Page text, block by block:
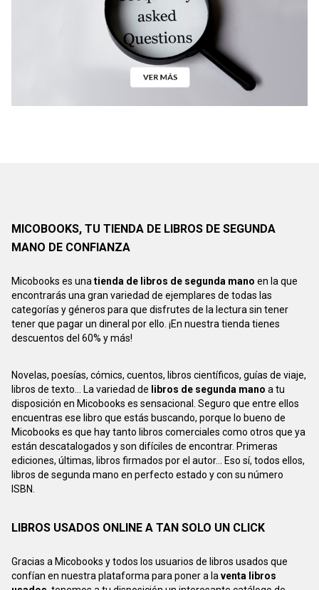
MICOBOOKS, TU TIENDA DE LIBROS DE SEGUNDA
MANO DE CONFIANZA
Micobooks es unatienda de libros de segunda mano en la que
encontrarás una gran variedad de ejemplares de todas las
categorías y géneros para que disfrutes de la lectura sin tener
tener que pagar un dineral por ello. ¡En nuestra tienda tienes
descuentos del 60% y más!
Novelas, poesías, cómics, cuentos, libros científicos, guías de viaje,
libros de texto... La variedad de libros de segunda mano a tu
disposición en Micobooks es sensacional. Seguro que entre ellos
encuentras ese libro que estás buscando, porque lo bueno de
Micobooks es que hay tanto libros comerciales como otros que ya
están descatalogados y son difíciles de encontrar. Primeras
ediciones, últimas, libros firmados por el autor... Eso sí, todos ellos,
libros de segunda mano en perfecto estado y con su número
ISBN.
LIBROS USADOS ONLINE A TAN SOLO UN CLICK
Gracias a Micobooks y todos los usuarios de libros usados que
confían en nuestra plataforma para poner a laventa libros